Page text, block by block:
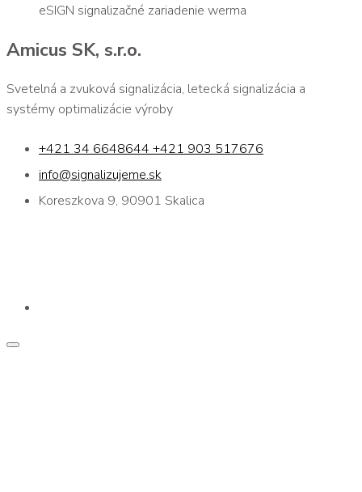
eSIGN signalizačné zariadenie werma
Amicus SK, s.r.o.
Svetelná a zvuková signalizácia, letecká signalizácia a
systémy optimalizácie výroby
+421 34 6648644 +421 903 517676
info@signalizujeme.sk
Koreszkova 9, 90901 Skalica